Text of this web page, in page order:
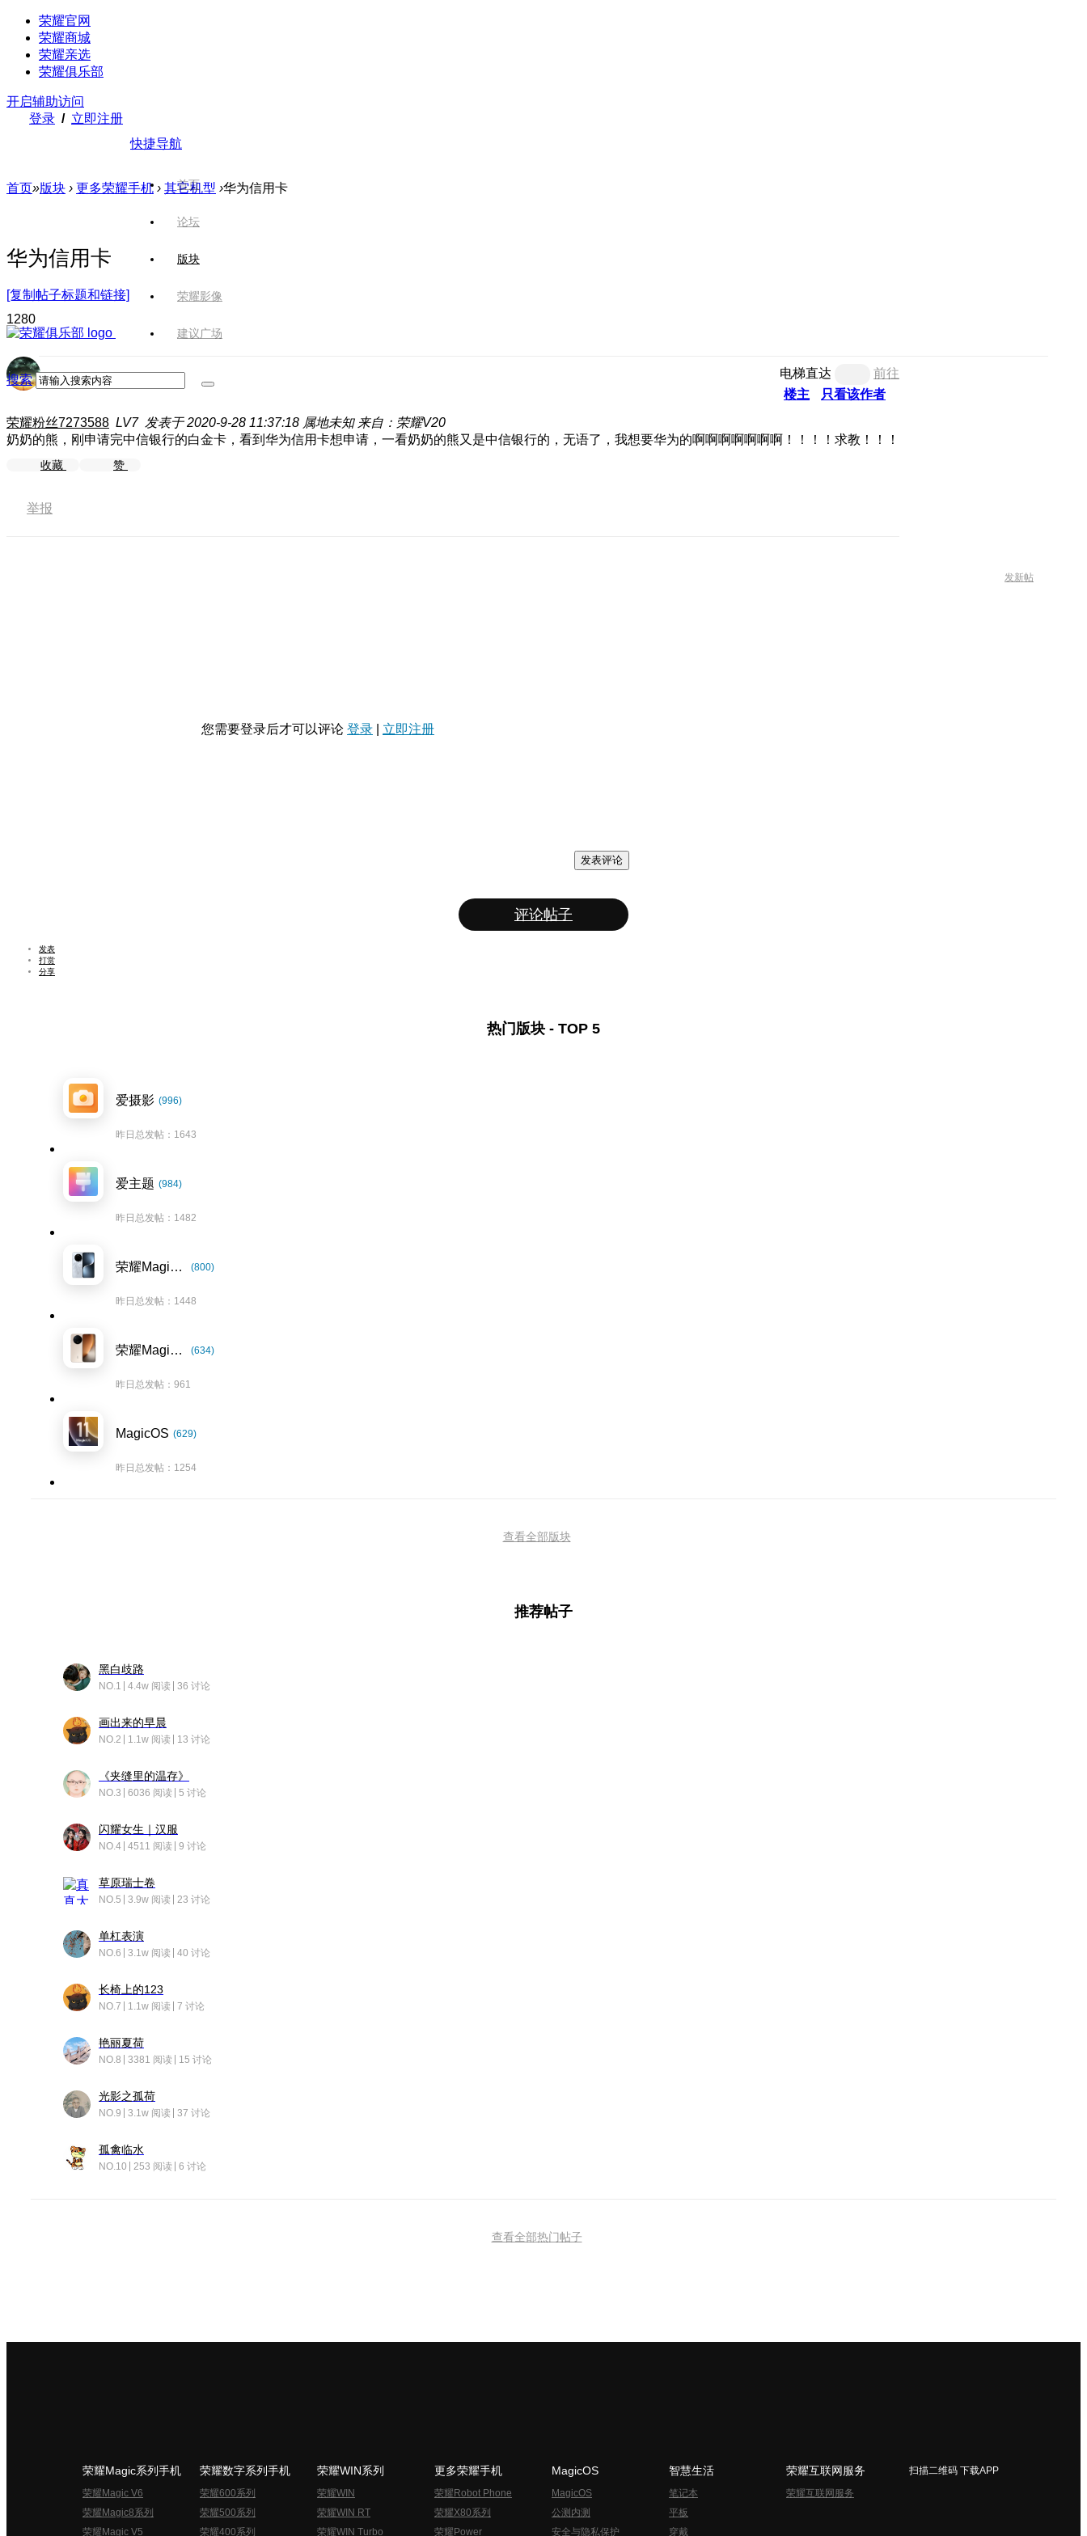
荣耀官网
荣耀商城
荣耀亲选
荣耀俱乐部
开启辅助访问
登录 / 立即注册
快捷导航
首页
论坛
版块
荣耀影像
建议广场
搜索
首页»版块 › 更多荣耀手机 › 其它机型 ›华为信用卡
华为信用卡
[复制帖子标题和链接]
1280
电梯直达
前往
楼主
只看该作者
荣耀粉丝7273588 LV7 发表于 2020-9-28 11:37:18 属地未知 来自：荣耀V20
奶奶的熊，刚申请完中信银行的白金卡，看到华为信用卡想申请，一看奶奶的熊又是中信银行的，无语了，我想要华为的啊啊啊啊啊啊啊！！！！求教！！！
收藏 赞
举报
发新帖
您需要登录后才可以评论 登录 立即注册
发表评论
评论帖子
发表
打赏
分享
热门版块 - TOP 5
爱摄影 (996)
昨日总发帖：1643
爱主题 (984)
昨日总发帖：1482
荣耀Magic7系列 (800)
昨日总发帖：1448
荣耀Magic8系列 (634)
昨日总发帖：961
MagicOS (629)
昨日总发帖：1254
查看全部版块
推荐帖子
黑白歧路
NO.1 4.4w 阅读 36 讨论
画出来的早晨
NO.2 1.1w 阅读 13 讨论
《夹缝里的温存》
NO.3 6036 阅读 5 讨论
闪耀女生｜汉服
NO.4 4511 阅读 9 讨论
草原瑞士卷
NO.5 3.9w 阅读 23 讨论
单杠表演
NO.6 3.1w 阅读 40 讨论
长椅上的123
NO.7 1.1w 阅读 7 讨论
艳丽夏荷
NO.8 3381 阅读 15 讨论
光影之孤荷
NO.9 3.1w 阅读 37 讨论
孤禽临水
NO.10 253 阅读 6 讨论
查看全部热门帖子
荣耀Magic系列手机
荣耀Magic V6
荣耀Magic8系列
荣耀Magic V5
荣耀数字系列手机
荣耀600系列
荣耀500系列
荣耀400系列
荣耀WIN系列
荣耀WIN
荣耀WIN RT
荣耀WIN Turbo
更多荣耀手机
荣耀Robot Phone
荣耀X80系列
荣耀Power
MagicOS
MagicOS
公测内测
安全与隐私保护
智慧生活
笔记本
平板
穿戴
荣耀互联网服务
荣耀互联网服务
扫描二维码 下载APP